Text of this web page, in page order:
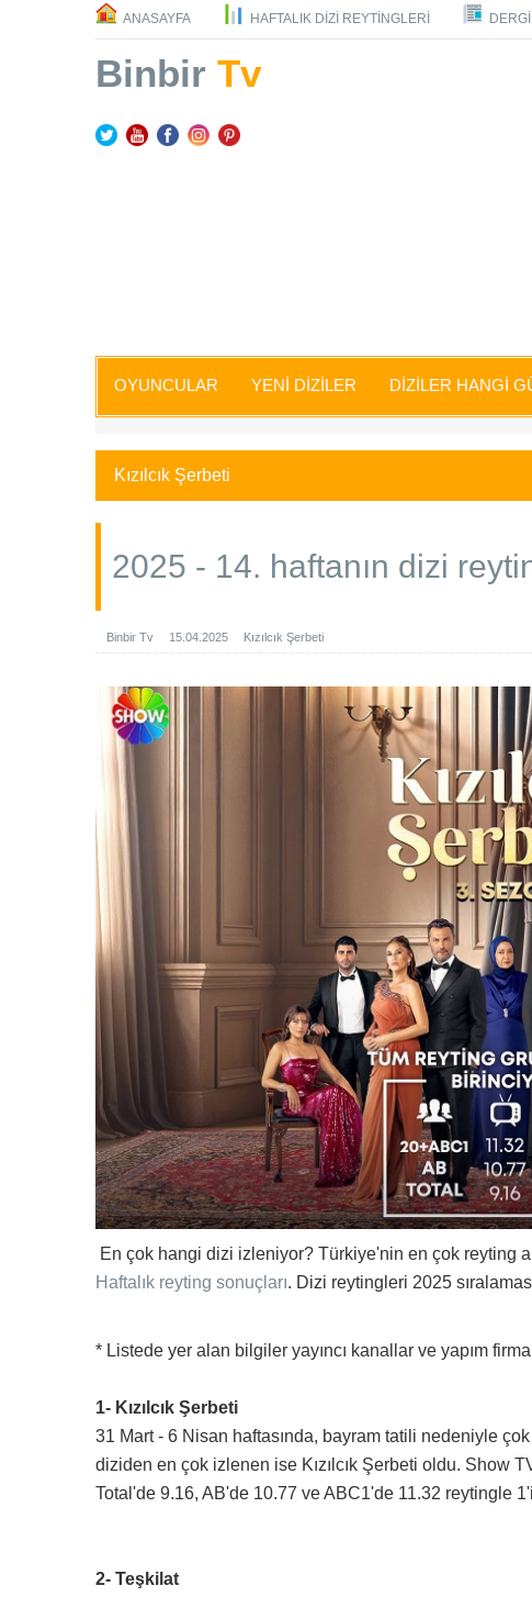
ANASAYFA HAFTALIK DİZİ REYTİNGLERİ DERGİ
Binbir Tv
OYUNCULAR YENİ DİZİLER DİZİLER HANGİ
Kızılcık Şerbeti
2025 - 14. haftanın dizi
Binbir Tv 15.04.2025 Kızılcık Şerbeti
En çok hangi dizi izleniyor? Türkiye'nin en çok reyting
Haftalık reyting sonuçları. Dizi reytingleri 2025
* Listede yer alan bilgiler yayıncı kanallar ve yapım
1- Kızılcık Şerbeti
31 Mart - 6 Nisan haftasında, bayram tatili nedeniyle
diziden en çok izlenen ise Kızılcık Şerbeti oldu. Show
Total'de 9.16, AB'de 10.77 ve ABC1'de 11.32 reytingle
2- Teşkilat